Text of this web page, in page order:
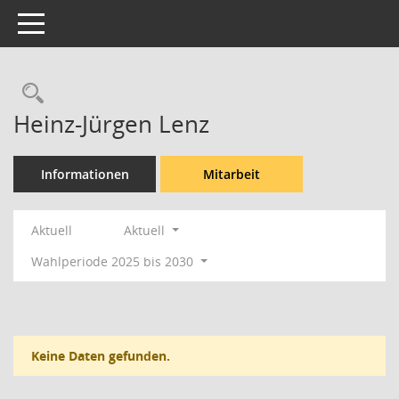
Toggle navigation
Rechercheauswahl
Heinz-Jürgen Lenz
Informationen Mitarbeit
Aktuell
Aktuell
Wahlperiode 2025 bis 2030
Keine Daten gefunden.